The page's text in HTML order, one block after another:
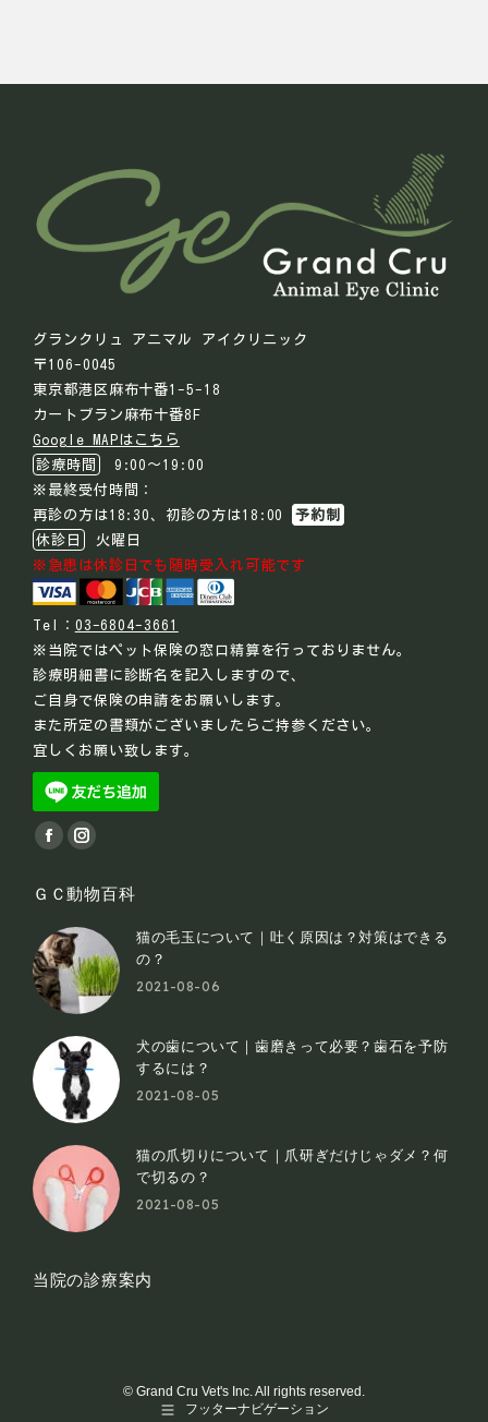
グランクリュ アニマル アイクリニック
〒106-0045
東京都港区麻布十番1-5-18
カートブラン麻布十番8F
Google MAPはこちら
診療時間
9:00～19:00
※最終受付時間：
再診の方は18:30、初診の方は18:00
予約制
休診日
火曜日
※急患は休診日でも随時受入れ可能です
Tel： 03-6804-3661
※当院ではペット保険の窓口精算を行っておりません。
診療明細書に診断名を記入しますので、
ご自身で保険の申請をお願いします。
また所定の書類がございましたらご持参ください。
宜しくお願い致します。
Find us on:
Facebook
opens
in
new
window
Instagram
opens
in
new
window
ＧＣ動物百科
猫の毛玉について｜吐く原因は？対策はできる
の？
2021-08-06
犬の歯について｜歯磨きって必要？歯石を予防
するには？
2021-08-05
猫の爪切りについて｜爪研ぎだけじゃダメ？何
で切るの？
2021-08-05
当院の診療案内
© Grand Cru Vet's Inc. All rights reserved.
フッターナビゲーション